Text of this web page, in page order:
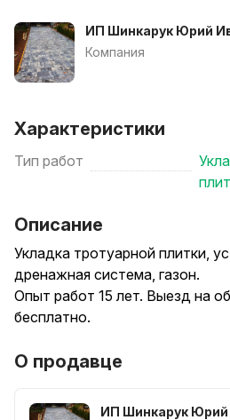
ИП Шинкарук Юрий
Компания
Характеристики
Тип работ
Описание
Укладка тротуарной плитки,
дренажная система, газон.
Опыт работ 15 лет. Выезд на
бесплатно.
О продавце
ИП Шинкарук Юрий